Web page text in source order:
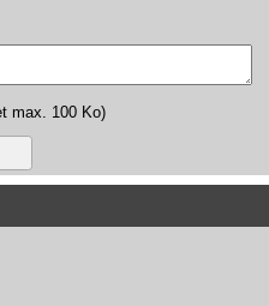
max. 100 Ko)